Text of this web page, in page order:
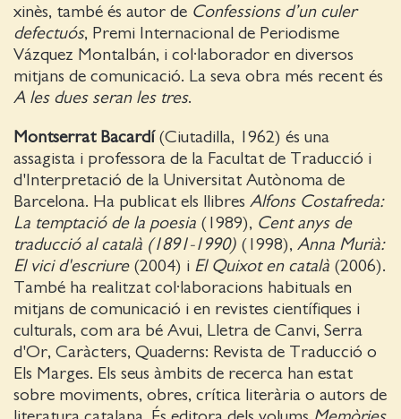
xinès, també és autor de Confessions d’un culer
defectuós, Premi Internacional de Periodisme
Vázquez Montalbán, i col·laborador en diversos
mitjans de comunicació. La seva obra més recent és
A les dues seran les tres.
Montserrat Bacardí(Ciutadilla, 1962) és una
assagista i professora de la Facultat de Traducció i
d'Interpretació de la Universitat Autònoma de
Barcelona. Ha publicat els llibres Alfons Costafreda:
La temptació de la poesia (1989), Cent anys de
traducció al català (1891-1990) (1998), Anna Murià:
El vici d'escriure(2004) i El Quixot en català (2006).
També ha realitzat col·laboracions habituals en
mitjans de comunicació i en revistes científiques i
culturals, com ara bé Avui, Lletra de Canvi, Serra
d'Or, Caràcters, Quaderns: Revista de Traducció o
Els Marges. Els seus àmbits de recerca han estat
sobre moviments, obres, crítica literària o autors de